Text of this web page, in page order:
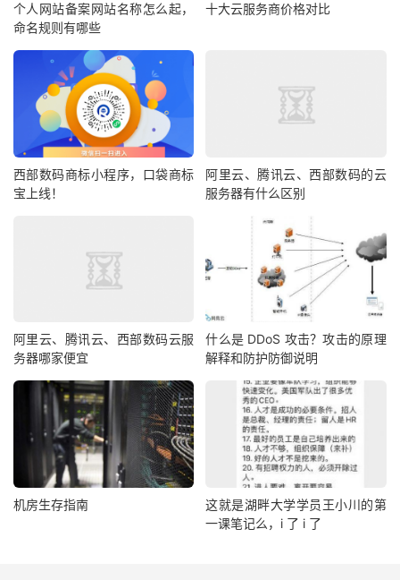
个人网站备案网站名称怎么起，
命名规则有哪些
十大云服务商价格对比
西部数码商标小程序，口袋商标
宝上线！
阿里云、腾讯云、西部数码的云
服务器有什么区别
阿里云、腾讯云、西部数码云服
务器哪家便宜
什么是 DDoS 攻击？攻击的原理
解释和防护防御说明
机房生存指南
这就是湖畔大学学员王小川的第
一课笔记么，i 了 i 了